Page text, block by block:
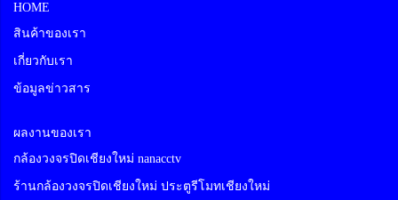
HOME
สินค้าของเรา
เกี่ยวกับเรา
ข้อมูลข่าวสาร
ผลงานของเรา
กล้องวงจรปิดเชียงใหม่ nanacctv
ร้านกล้องวงจรปิดเชียงใหม่ ประตูรีโมทเชียงใหม่